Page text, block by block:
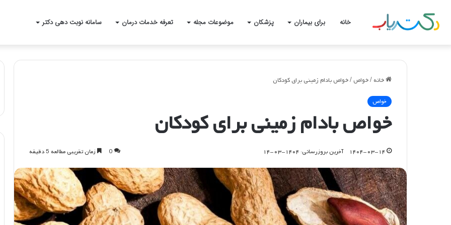
خانه برای بیماران پزشکان موضوعات مجله تعرفه خدمات درمان سامانه نوبت دهی دکتر
خانه /خواص/خواص بادام زمینی برای کودکان
خواص
خواص بادام زمینی برای کودکان
۱۴۰۴-۰۳-۱۴ آخرین بروزرسانی: ۱۴۰۴-۰۳-۱۴ 0 زمان تقریبی مطالعه 5 دقیقه